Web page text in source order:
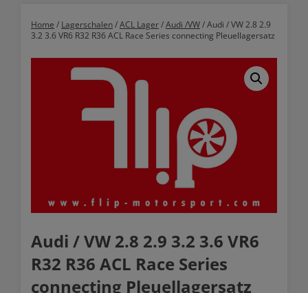
Home / Lagerschalen/ACL Lager/Audi /VW/ Audi / VW 2.8 2.9
3.2 3.6 VR6 R32 R36 ACL Race Series connecting Pleuellagersatz
Audi / VW 2.8 2.9 3.2 3.6 VR6
R32 R36 ACL Race Series
connecting Pleuellagersatz